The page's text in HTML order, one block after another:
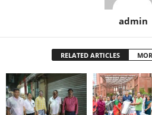
admin
RELATED ARTICLES